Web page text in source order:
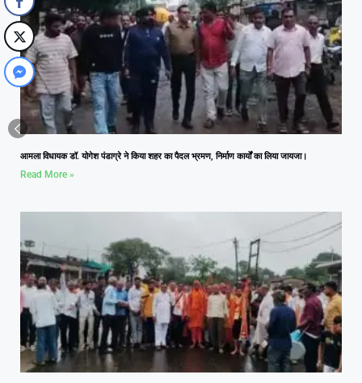
आमला विधायक डॉ. योगेश पंडाग्रे ने किया शहर का पैदल भ्रमण, निर्माण कार्यों का लिया जायजा।
Read More »